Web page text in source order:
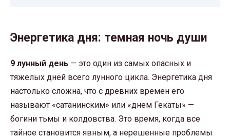
Энергетика дня: темная ночь души
9 лунный день — это один из самых опасных и
тяжелых дней всего лунного цикла. Энергетика дня
настолько сложна, что с древних времен его
называют «сатанинским» или «днем Гекаты» —
богини тьмы и колдовства. Это время, когда все
тайное становится явным, а нерешенные проблемы